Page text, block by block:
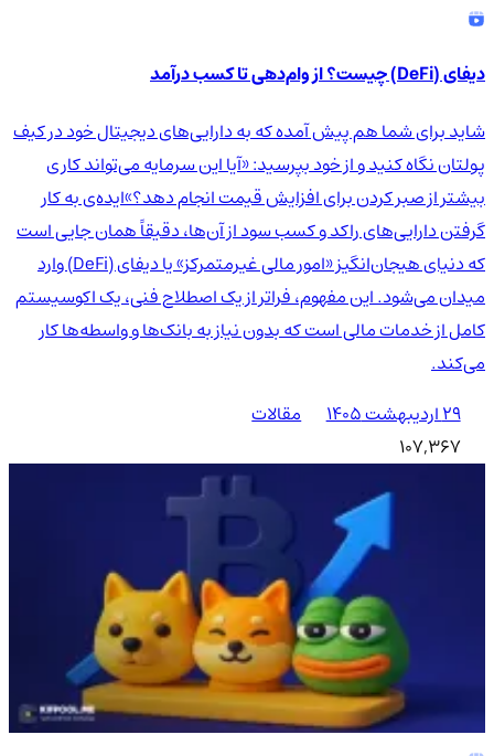
دیفای (DeFi) چیست؟ از وام‌دهی تا کسب درآمد
شاید برای شما هم پیش آمده که به دارایی‌های دیجیتال خود در کیف
پولتان نگاه کنید و از خود بپرسید: «آیا این سرمایه می‌تواند کاری
بیشتر از صبر کردن برای افزایش قیمت انجام دهد؟»ایده‌ی به کار
گرفتن دارایی‌های راکد و کسب سود از آن‌ها، دقیقاً همان جایی است
که دنیای هیجان‌انگیز «امور مالی غیرمتمرکز» یا دیفای (DeFi) وارد
میدان می‌شود. این مفهوم، فراتر از یک اصطلاح فنی، یک اکوسیستم
کامل از خدمات مالی است که بدون نیاز به بانک‌ها و واسطه‌ها کار
می‌کند.
۲۹ اردیبهشت ۱۴۰۵
مقالات
107,367